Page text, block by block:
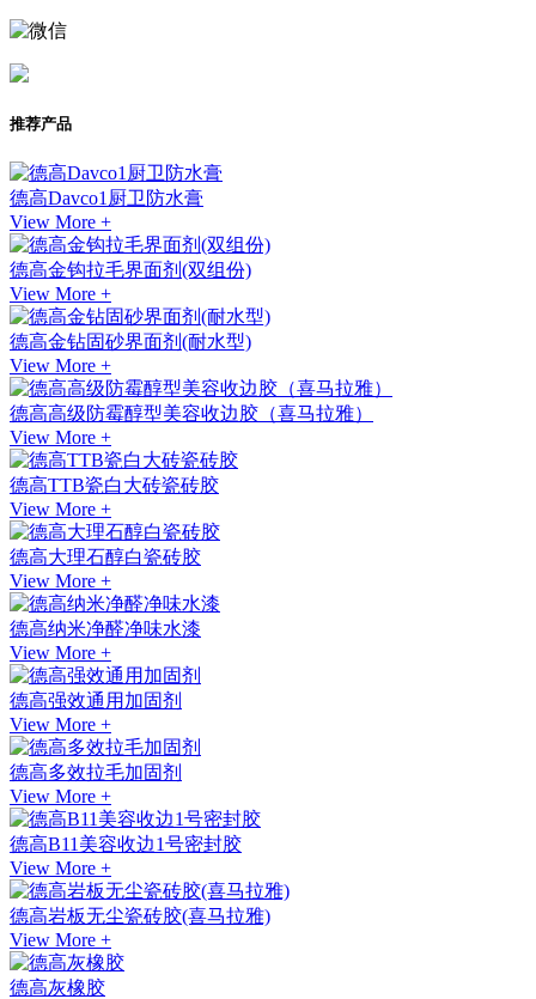
推荐产品
德高Davco1厨卫防水膏
View More +
德高金钩拉毛界面剂(双组份)
View More +
德高金钻固砂界面剂(耐水型)
View More +
德高高级防霉醇型美容收边胶（喜马拉雅）
View More +
德高TTB瓷白大砖瓷砖胶
View More +
德高大理石醇白瓷砖胶
View More +
德高纳米净醛净味水漆
View More +
德高强效通用加固剂
View More +
德高多效拉毛加固剂
View More +
德高B11美容收边1号密封胶
View More +
德高岩板无尘瓷砖胶(喜马拉雅)
View More +
德高灰橡胶